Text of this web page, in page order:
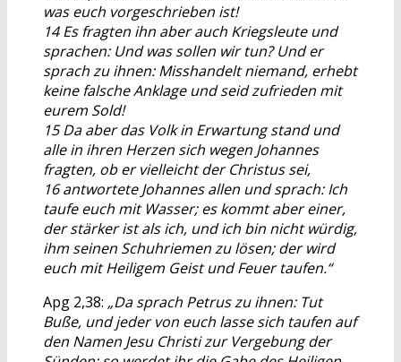
was euch vorgeschrieben ist!
14 Es fragten ihn aber auch Kriegsleute und
sprachen: Und was sollen wir tun? Und er
sprach zu ihnen: Misshandelt niemand, erhebt
keine falsche Anklage und seid zufrieden mit
eurem Sold!
15 Da aber das Volk in Erwartung stand und
alle in ihren Herzen sich wegen Johannes
fragten, ob er vielleicht der Christus sei,
16 antwortete Johannes allen und sprach: Ich
taufe euch mit Wasser; es kommt aber einer,
der stärker ist als ich, und ich bin nicht würdig,
ihm seinen Schuhriemen zu lösen; der wird
euch mit Heiligem Geist und Feuer taufen.“
Apg 2,38: „Da sprach Petrus zu ihnen: Tut
Buße, und jeder von euch lasse sich taufen auf
den Namen Jesu Christi zur Vergebung der